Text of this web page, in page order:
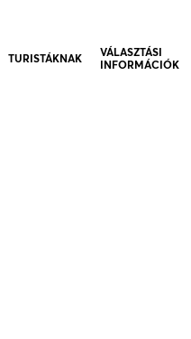
TURISTÁKNAK
VÁLASZTÁSI
INFORMÁCIÓK